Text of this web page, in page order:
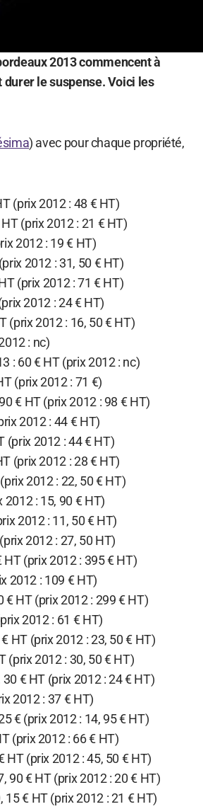
2013 commencent à
durer le suspense. Voici les
) avec pour chaque propriété,
(prix 2012 : 48 € HT)
(prix 2012 : 21 € HT)
2012 : 19 € HT)
2012 : 31, 50 € HT)
(prix 2012 : 71 € HT)
2012 : 24 € HT)
(prix 2012 : 16, 50 € HT)
: nc)
: 60 € HT (prix 2012 : nc)
(prix 2012 : 71 €)
€ HT (prix 2012 : 98 € HT)
2012 : 44 € HT)
(prix 2012 : 44 € HT)
(prix 2012 : 28 € HT)
2012 : 22, 50 € HT)
: 15, 90 € HT)
2012 : 11, 50 € HT)
2012 : 27, 50 HT)
(prix 2012 : 395 € HT)
2012 : 109 € HT)
HT (prix 2012 : 299 € HT)
2012 : 61 € HT)
HT (prix 2012 : 23, 50 € HT)
(prix 2012 : 30, 50 € HT)
€ HT (prix 2012 : 24 € HT)
2012 : 37 € HT)
€ (prix 2012 : 14, 95 € HT)
(prix 2012 : 66 € HT)
(prix 2012 : 45, 50 € HT)
90 € HT (prix 2012 : 20 € HT)
€ HT (prix 2012 : 21 € HT)